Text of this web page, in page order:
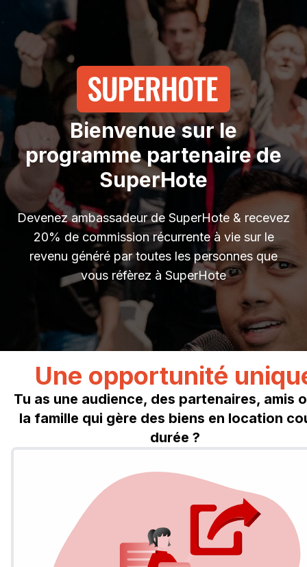
Bienvenue sur le
programme partenaire de
SuperHote
Devenez ambassadeur de SuperHote & recevez
20% de commission récurrente à vie sur le
revenu généré par toutes les personnes que
vous réfèrez à SuperHote
Une opportunité
Tu as une audience, des partenaires, amis
la famille qui gère des biens en location
durée ?